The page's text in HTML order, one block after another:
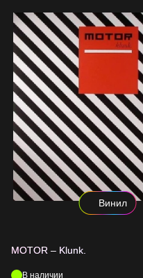
Винил
MOTOR – Klunk.
В наличии